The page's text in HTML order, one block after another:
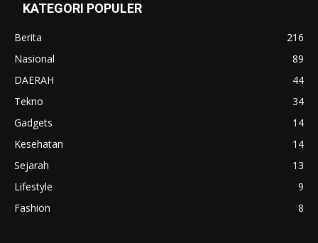
KATEGORI POPULER
Berita
216
Nasional
89
DAERAH
44
Tekno
34
Gadgets
14
Kesehatan
14
Sejarah
13
Lifestyle
9
Fashion
8